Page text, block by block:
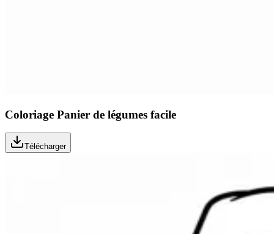
Coloriage Panier de légumes facile
Télécharger